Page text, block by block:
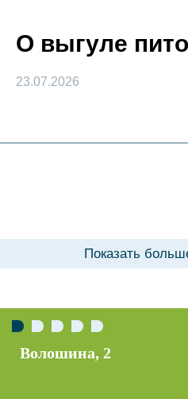
О выгуле
23.07.2026
Показать